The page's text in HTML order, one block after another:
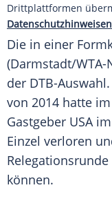
Drittplattformen
Die in einer
(Darmstadt/
der DTB-
von 2014 hatte
Gastgeber USA
Einzel verloren
können.